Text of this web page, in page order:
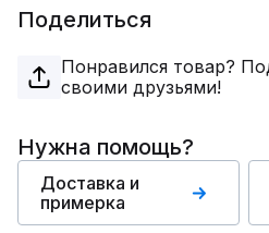
Поделиться
Понравился товар?
своими друзьями!
Нужна помощь?
Доставка и
примерка